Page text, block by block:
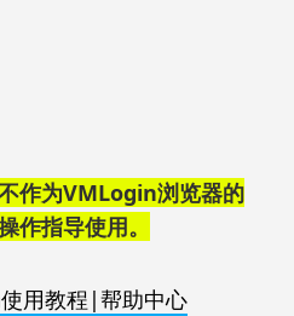
作为VMLogin浏览器的
作指导使用。
用教程|帮助中心